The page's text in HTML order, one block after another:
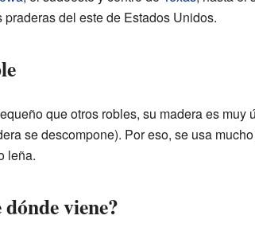
del este de Estados Unidos.
que otros robles, su madera es muy
se descompone). Por eso, se usa
leña.
viene?